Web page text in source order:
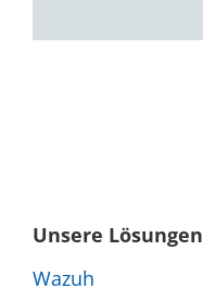
Unsere Lösungen
Wazuh